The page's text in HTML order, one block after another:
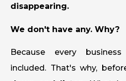
disappearing.
We don't have any. Why?
Because every
included. That's why,